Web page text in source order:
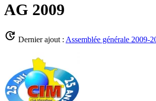
AG 2009
update Dernier ajout : Assemblée générale 2009-